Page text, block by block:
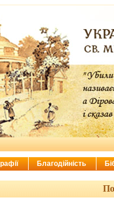
Благодійність